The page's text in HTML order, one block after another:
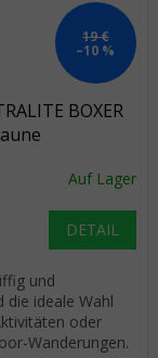
19 €
–10 %
BOXER
Auf Lager
DETAIL
und
die ideale Wahl
oder
Wanderungen.